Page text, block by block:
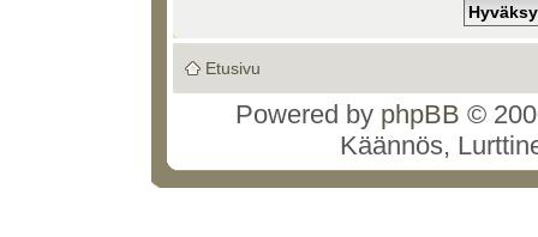
Etusivu
Powered by phpBB ©
Käännös,